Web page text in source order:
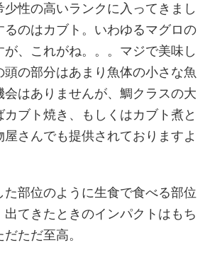
少性の高いランクに入ってきまし
るのはカブト。いわゆるマグロの
、これがね。。。マジで美味し
頭の部分はあまり魚体の小さな魚
会はありませんが、鯛クラスの大
カブト焼き、もしくはカブト煮と
さんでも提供されておりますよ
た部位のように生食で食べる部位
出てきたときのインパクトはもち
ただ至高。